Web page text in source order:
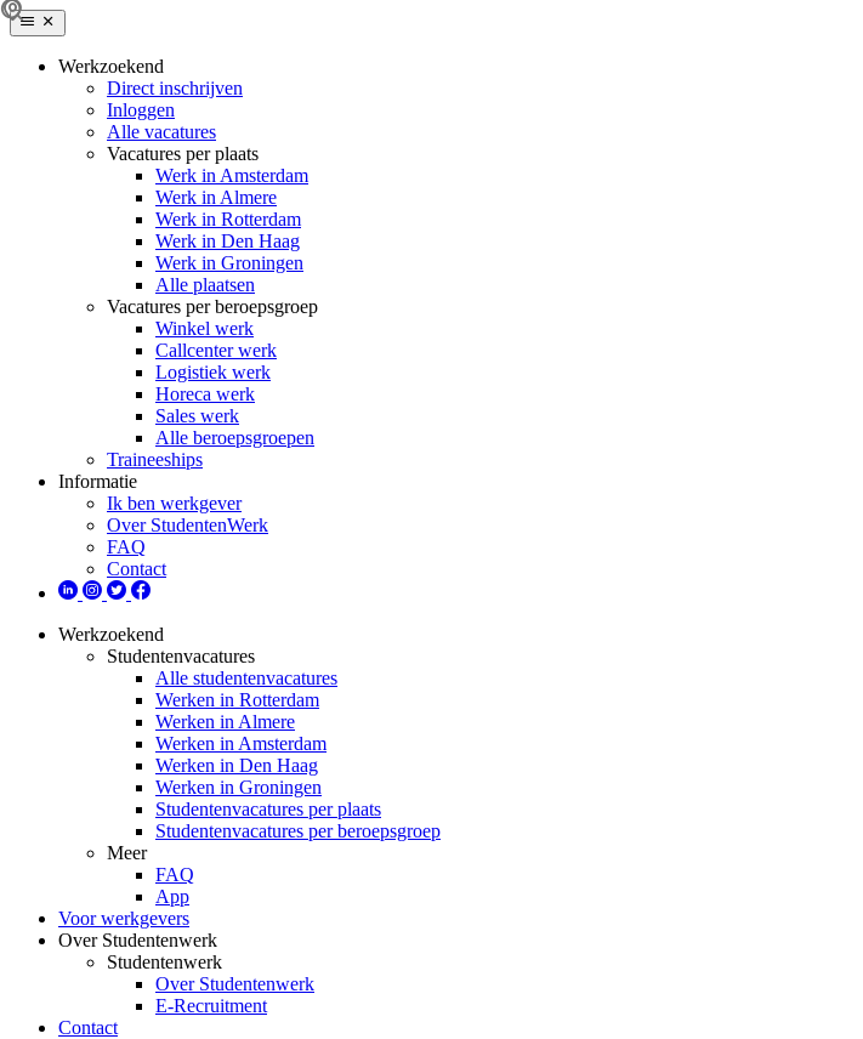
Werkzoekend
Direct inschrijven
Inloggen
Alle vacatures
Vacatures per plaats
Werk in Amsterdam
Werk in Almere
Werk in Rotterdam
Werk in Den Haag
Werk in Groningen
Alle plaatsen
Vacatures per beroepsgroep
Winkel werk
Callcenter werk
Logistiek werk
Horeca werk
Sales werk
Alle beroepsgroepen
Traineeships
Informatie
Ik ben werkgever
Over StudentenWerk
FAQ
Contact
Werkzoekend
Studentenvacatures
Alle studentenvacatures
Werken in Rotterdam
Werken in Almere
Werken in Amsterdam
Werken in Den Haag
Werken in Groningen
Studentenvacatures per plaats
Studentenvacatures per beroepsgroep
Meer
FAQ
App
Voor werkgevers
Over Studentenwerk
Studentenwerk
Over Studentenwerk
E-Recruitment
Contact